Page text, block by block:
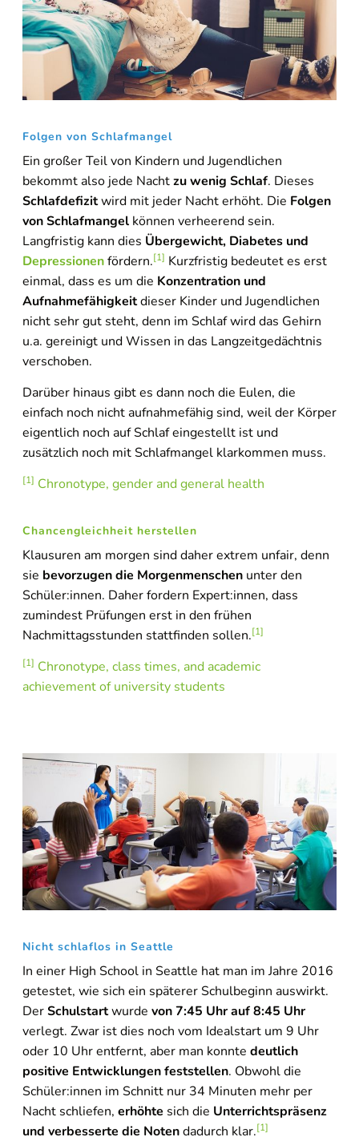
Folgen von Schlafmangel
Ein großer Teil von Kindern und Jugendlichen
bekommt also jede Nachtzu wenig Schlaf. Dieses
Schlafdefizitwird mit jeder Nacht erhöht. Die Folgen
von Schlafmangel können verheerend sein.
Langfristig kann dies Übergewicht, Diabetes und
Depressionenfördern.[1] Kurzfristig bedeutet es erst
einmal, dass es um die Konzentration und
Aufnahmefähigkeitdieser Kinder und Jugendlichen
nicht sehr gut steht, denn im Schlaf wird das Gehirn
u.a. gereinigt und Wissen in das Langzeitgedächtnis
verschoben.
Darüber hinaus gibt es dann noch die Eulen, die
einfach noch nicht aufnahmefähig sind, weil der Körper
eigentlich noch auf Schlaf eingestellt ist und
zusätzlich noch mit Schlafmangel klarkommen muss.
[1] Chronotype, gender and general health
Chancengleichheit herstellen
Klausuren am morgen sind daher extrem unfair, denn
sie bevorzugen die Morgenmenschen unter den
Schüler:innen. Daher fordern Expert:innen, dass
zumindest Prüfungen erst in den frühen
Nachmittagsstunden stattfinden sollen.[1]
[1] Chronotype, class times, and academic
achievement of university students
Nicht schlaflos in Seattle
In einer High School in Seattle hat man im Jahre 2016
getestet, wie sich ein späterer Schulbeginn auswirkt.
DerSchulstartwurde von 7:45 Uhr auf 8:45 Uhr
verlegt. Zwar ist dies noch vom Idealstart um 9 Uhr
oder 10 Uhr entfernt, aber man konnte deutlich
positive Entwicklungen feststellen. Obwohl die
Schüler:innen im Schnitt nur 34 Minuten mehr per
Nacht schliefen, erhöhte sich die Unterrichtspräsenz
und verbesserte die Notendadurch klar.[1]
Online-Beratung Hannover Döhren
Sie sehen gerade einen Platzhalterinhalt von
auf den eigentlichen Inhalt zuzugreifen, klicken Sie auf den Button
unten. Bitte beachten Sie, dass dabei Daten an Drittanbieter
Inhalt entsperren
Weitere Informationen
'